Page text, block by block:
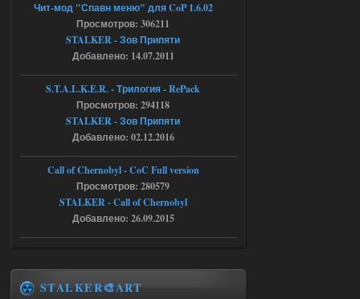
Engine\OGSR-
Engine\ogsr_engine\COMMON_AI\scrip
t_engine.cpp
[error]Line : 75
[error]Description :
shadow of
chernobyl\gamedata\scripts\xr_camper.sc
ript:510: attempt to index local 'manager'
Вылет после захода в Припять.
Путь во мгле + GUNSLINGER mod
Stalker-Mods-Clan-su
Доступно только для пользователей
Чит-мод "Спавн меню" для CoP 1.6.02
Просмотров: 306211
STALKER - Зов Припяти
Добавлено: 14.07.2011
S.T.A.L.K.E.R. - Трилогия - RePack
Просмотров: 294118
STALKER - Зов Припяти
Добавлено: 02.12.2016
Call of Chernobyl - CoC Full version
Просмотров: 280579
STALKER - Call of Chernobyl
Добавлено: 26.09.2015
STALKER🎨ART